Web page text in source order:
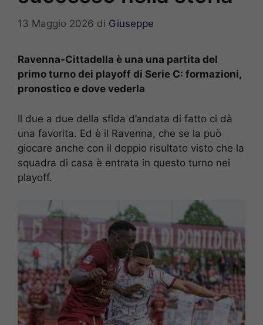
13 Maggio 2026 di Giuseppe
Ravenna-Cittadella è una una partita del
primo turno dei playoff di Serie C: formazioni,
pronostico e dove vederla
Il due a due della sfida d’andata di fatto ci dà
una favorita. Ed è il Ravenna, che se la può
giocare anche con il doppio risultato visto che la
squadra di casa è entrata in questo turno nei
playoff.